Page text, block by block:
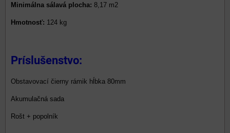
Minimálna sálavá plocha: 8,17 m2
Hmotnosť: 124 kg
Príslušenstvo:
Obstavovací čierny rámik hĺbka 80mm
Akumulačná sada
Rošt + popolník